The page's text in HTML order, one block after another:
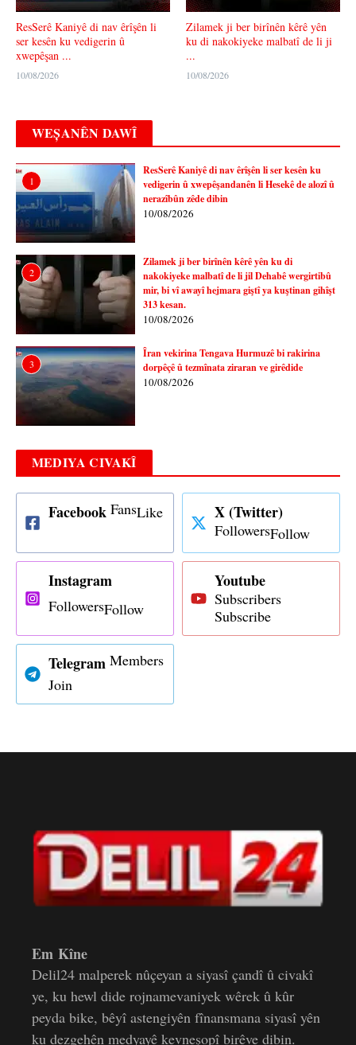
ResSerê Kaniyê di nav êrîşên li
ser kesên ku vedigerin û
xwepêşan ...
10/08/2026
Zilamek ji ber birînên kêrê yên
ku di nakokiyeke malbatî de li ji
...
10/08/2026
WEȘANÊN DAWÎ
1
ResSerê Kaniyê di nav êrîşên li ser kesên ku
vedigerin û xwepêşandanên li Hesekê de alozî û
nerazîbûn zêde dibin
10/08/2026
2
Zilamek ji ber birînên kêrê yên ku di
nakokiyeke malbatî de li jil Dehabê wergirtibû
mir, bi vî awayî hejmara giştî ya kuştinan gihîşt
313 kesan.
10/08/2026
3
Îran vekirina Tengava Hurmuzê bi rakirina
dorpêçê û tezmînata ziraran ve girêdide
10/08/2026
MEDIYA CIVAKÎ
Facebook FansLike X (Twitter)
FollowersFollow
Instagram
FollowersFollow
Youtube
Subscribers
Subscribe
Telegram Members
Join
Em Kîne
Delil24 malperek nûçeyan a siyasî çandî û civakî
ye, ku hewl dide rojnamevaniyek wêrek û kûr
peyda bike, bêyî astengiyên fînansmana siyasî yên
ku dezgehên medyayê kevneşopî birêve dibin.